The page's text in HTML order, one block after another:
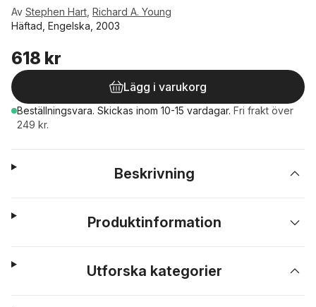
Av Stephen Hart Richard A. Young
Häftad, Engelska, 2003
618 kr
Lägg i varukorg
Beställningsvara. Skickas inom 10-15 vardagar. Fri frakt över
249 kr.
Beskrivning
Produktinformation
Utforska kategorier